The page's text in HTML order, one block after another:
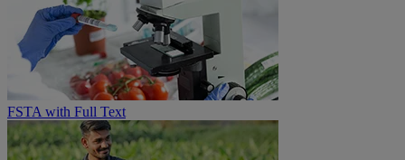
FSTA with Full Text